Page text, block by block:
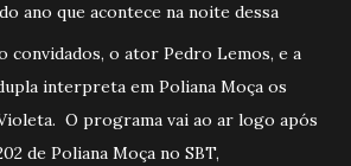
ano que acontece na noite dessa
convidados, o ator Pedro Lemos, e a
interpreta em Poliana Moça os
O programa vai ao ar logo após
de Poliana Moça no SBT,